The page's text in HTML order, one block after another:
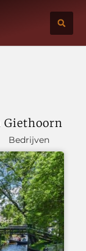
Giethoorn
Bedrijven